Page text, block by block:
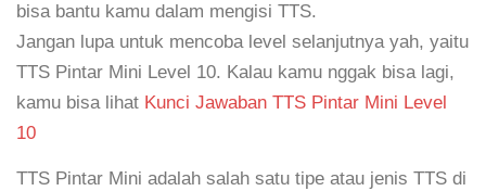
bisa bantu kamu dalam mengisi TTS.
Jangan lupa untuk mencoba level selanjutnya yah, yaitu
TTS Pintar Mini Level 10. Kalau kamu nggak bisa lagi,
kamu bisa lihat Kunci Jawaban TTS Pintar Mini Level
10
TTS Pintar Mini adalah salah satu tipe atau jenis TTS di